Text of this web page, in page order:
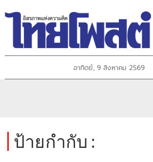
อาทิตย์, 9 สิงหาคม 2569
ป้ายกำกับ :